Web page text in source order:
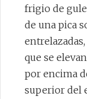
frigio de
de una pica
que se
por encima
superior del